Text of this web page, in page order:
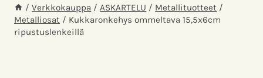
/ Verkkokauppa / ASKARTELU / Metallituotteet /
Metalliosat / Kukkaronkehys ommeltava 15,5x6cm
ripustuslenkeillä